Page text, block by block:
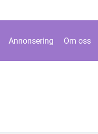
Annonsering Om oss